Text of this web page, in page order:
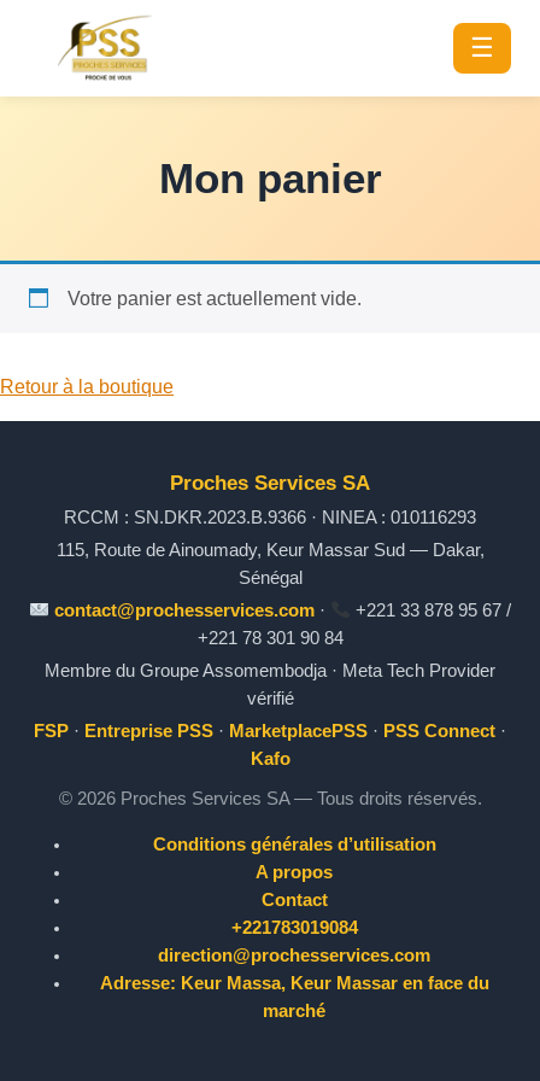
☰
Mon panier
Votre panier est actuellement vide.
Retour à la boutique
Proches Services SA
RCCM : SN.DKR.2023.B.9366 · NINEA : 010116293
115, Route de Ainoumady, Keur Massar Sud — Dakar,
Sénégal
contact@prochesservices.com ·
+221 33 878 95 67 /
+221 78 301 90 84
Membre du Groupe Assomembodja · Meta Tech Provider
vérifié
FSP · Entreprise PSS · MarketplacePSS · PSS Connect ·
Kafo
© 2026 Proches Services SA — Tous droits réservés.
Conditions générales d’utilisation
A propos
Contact
+221783019084
direction@prochesservices.com
Adresse: Keur Massa, Keur Massar en face du
marché